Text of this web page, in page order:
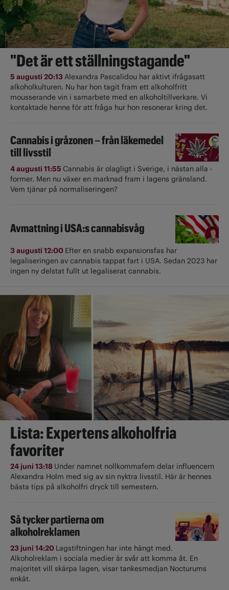
"Det är ett ställningstagande"
5 augusti 20:13Alexandra Pascalidou har aktivt ifrågasatt
alkoholkulturen. Nu har hon tagit fram ett alkoholfritt
mousserande vin i samarbete med en alkoholtillverkare. Vi
kontaktade henne för att fråga hur hon resonerar kring det.
Cannabis i gråzonen – från läkemedel
till livsstil
4 augusti 11:55 Cannabis är olagligt i ­Sverige, i nästan alla ­
former. Men nu växer en marknad fram i lagens gränsland.
Vem tjänar på normaliseringen?
Avmattning i USA:s cannabisvåg
3 augusti 12:00 Efter en snabb expansionsfas har
legaliseringen av cannabis tappat fart i USA. Sedan 2023 har
ingen ny delstat fullt ut ­legaliserat cannabis.
Lista: Expertens alkoholfria
favoriter
24 juni 13:18 Under namnet nollkommafem delar influencern
Alexandra Holm med sig av sin nyktra livsstil. Här är hennes
bästa tips på alkoholfri dryck till semestern.
Så tycker partierna om
alkoholreklamen
23 juni 14:20 Lagstiftningen har inte hängt med.
Alkoholreklam i sociala medier är svår att komma åt. En
majoritet vill skärpa lagen, visar tankesmedjan Nocturums
enkät.